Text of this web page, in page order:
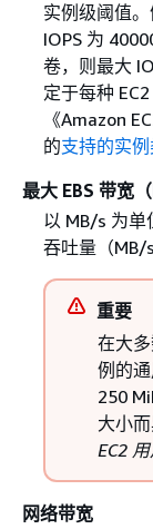
实例级阈值
IOPS 为
卷，则最大
定于每种
《Amazon
的支持的实
最大 EBS 带宽（
以 MB/s 为单
吞吐量（MB/s
重要
在大
例的
250
大小
EC2
网络带宽